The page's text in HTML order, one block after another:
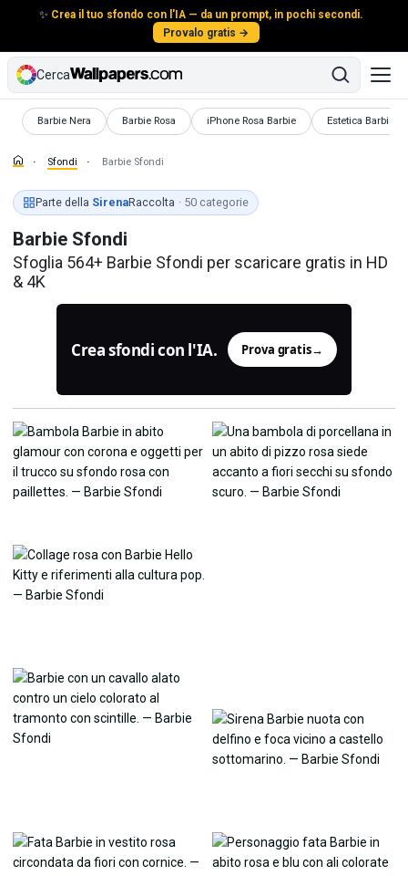
✨ Crea il tuo sfondo con l'IA — da un prompt, in pochi secondi.
Provalo gratis →
Cerca
Barbie Nera
Sfondi Barbie Rosa
Sfondi iPhone Rosa Barbie
Sfondi Estetica Barbie
Sfondi
Sfondi Barbie Sfondi
Parte della SirenaRaccolta · 50 categorie
Barbie Sfondi
Sfoglia 564+ Barbie Sfondi per scaricare gratis in HD
& 4K
Crea sfondi con l'IA. Prova gratis→